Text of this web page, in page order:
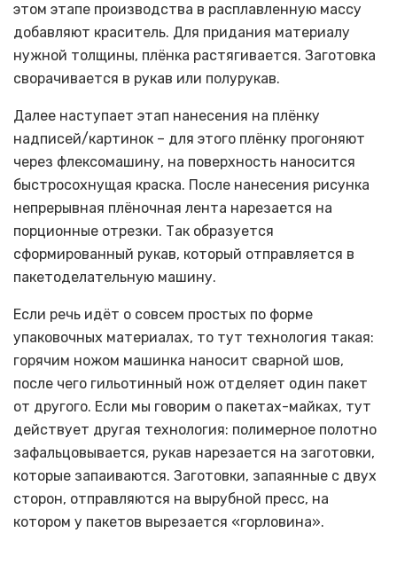
этом этапе производства в расплавленную массу
добавляют краситель. Для придания материалу
нужной толщины, плёнка растягивается. Заготовка
сворачивается в рукав или полурукав.
Далее наступает этап нанесения на плёнку
надписей/картинок – для этого плёнку прогоняют
через флексомашину, на поверхность наносится
быстросохнущая краска. После нанесения рисунка
непрерывная плёночная лента нарезается на
порционные отрезки. Так образуется
сформированный рукав, который отправляется в
пакетоделательную машину.
Если речь идёт о совсем простых по форме
упаковочных материалах, то тут технология такая:
горячим ножом машинка наносит сварной шов,
после чего гильотинный нож отделяет один пакет
от другого. Если мы говорим о пакетах-майках, тут
действует другая технология: полимерное полотно
зафальцовывается, рукав нарезается на заготовки,
которые запаиваются. Заготовки, запаянные с двух
сторон, отправляются на вырубной пресс, на
котором у пакетов вырезается «горловина».